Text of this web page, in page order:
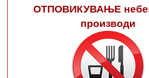
ОТПОВИКУВАЊЕ
производи